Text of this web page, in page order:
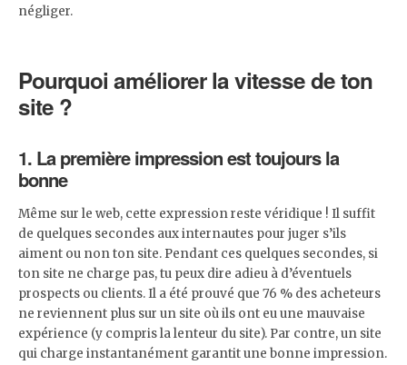
négliger.
Pourquoi améliorer la vitesse de ton
site ?
1. La première impression est toujours la
bonne
Même sur le web, cette expression reste véridique ! Il suffit
de quelques secondes aux internautes pour juger s’ils
aiment ou non ton site. Pendant ces quelques secondes, si
ton site ne charge pas, tu peux dire adieu à d’éventuels
prospects ou clients. Il a été prouvé que 76 % des acheteurs
ne reviennent plus sur un site où ils ont eu une mauvaise
expérience (y compris la lenteur du site). Par contre, un site
qui charge instantanément garantit une bonne impression.